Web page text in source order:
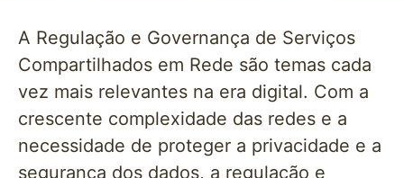
A Regulação e Governança de Serviços
Compartilhados em Rede são temas cada
vez mais relevantes na era digital. Com a
crescente complexidade das redes e a
necessidade de proteger a privacidade e a
segurança dos dados, a regulação e